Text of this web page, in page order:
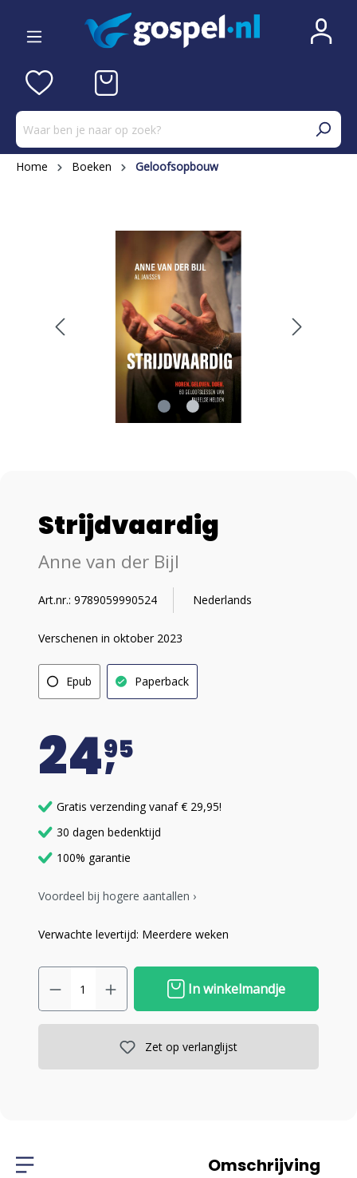
Home Boeken Geloofsopbouw
Strijdvaardig
Anne van der Bijl
Art.nr.: 9789059990524 Nederlands
Verschenen in oktober 2023
Epub Paperback
2495
Gratis verzending vanaf € 29,95!
30 dagen bedenktijd
100% garantie
Voordeel bij hogere aantallen ›
Verwachte levertijd: Meerdere weken
In winkelmandje
Zet op verlanglijst
Omschrijving